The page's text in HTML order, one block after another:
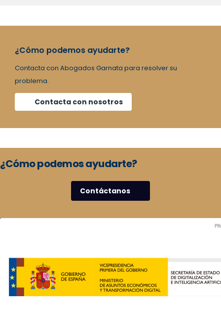
¿Cómo podemos ayudarte?
Contacta con Abogados Garnata para resolver su
problema.
Contacta con nosotros
¿Cómo podemos ayudarte?
Contáctanos